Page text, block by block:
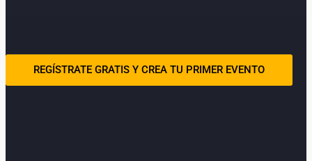
REGÍSTRATE GRATIS Y CREA TU PRIMER EVENTO